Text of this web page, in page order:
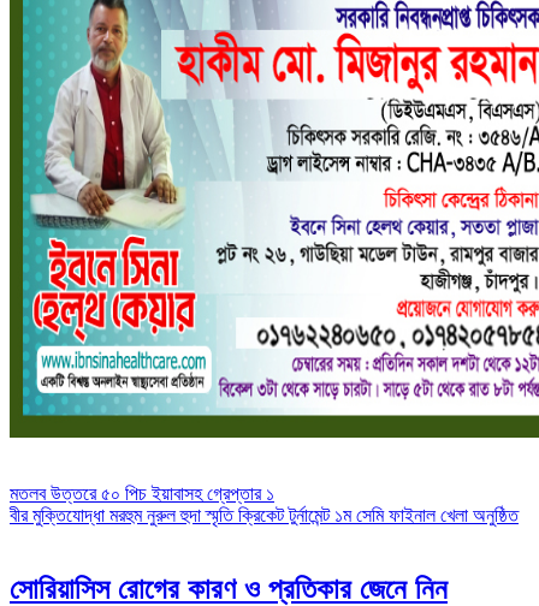
Post
navigation
মতলব উত্তরে ৫০ পিচ ইয়াবাসহ গ্রেপ্তার ১
বীর মুক্তিযোদ্ধা মরহুম নুরুল হুদা স্মৃতি ক্রিকেট টুর্নামেন্ট ১ম সেমি ফাইনাল খেলা অনুষ্ঠিত
সোরিয়াসিস রোগের কারণ ও প্রতিকার জেনে নিন